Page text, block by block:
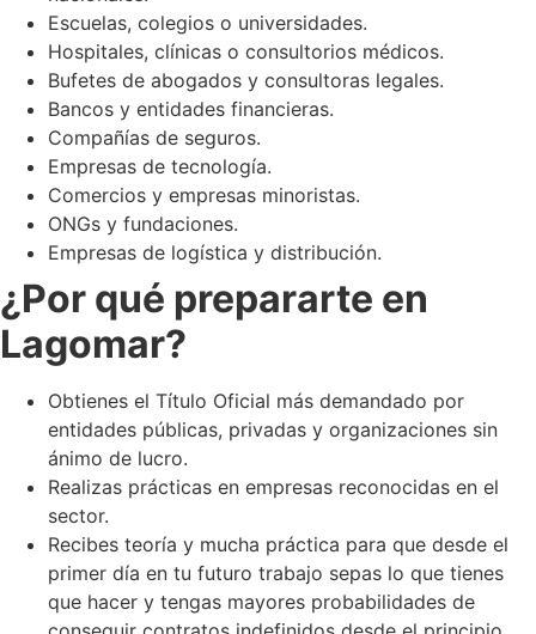
Escuelas, colegios o universidades.
Hospitales, clínicas o consultorios médicos.
Bufetes de abogados y consultoras legales.
Bancos y entidades financieras.
Compañías de seguros.
Empresas de tecnología.
Comercios y empresas minoristas.
ONGs y fundaciones.
Empresas de logística y distribución.
¿Por qué prepararte en
Lagomar?
Obtienes el Título Oficial más demandado por
entidades públicas, privadas y organizaciones sin
ánimo de lucro.
Realizas prácticas en empresas reconocidas en el
sector.
Recibes teoría y mucha práctica para que desde el
primer día en tu futuro trabajo sepas lo que tienes
que hacer y tengas mayores probabilidades de